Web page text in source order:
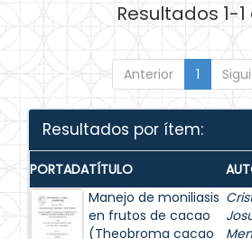
Resultados 1-1
Anterior 1
Resultados por ítem:
PORTADATÍTULO
Manejo de moniliasis
en frutos de cacao
(Theobroma cacao